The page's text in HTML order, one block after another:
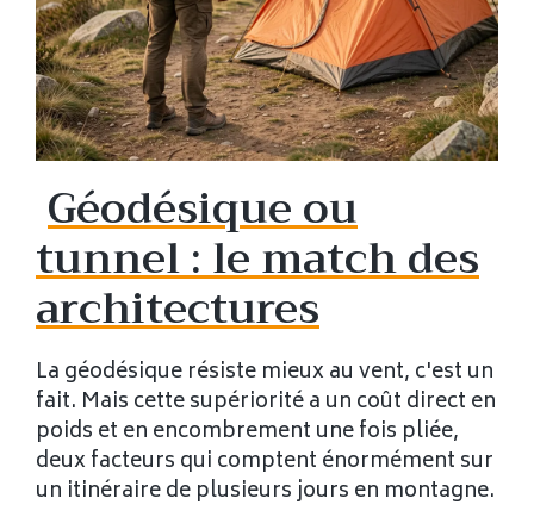
Géodésique ou
tunnel : le match des
architectures
La géodésique résiste mieux au vent, c'est un
fait. Mais cette supériorité a un coût direct en
poids et en encombrement une fois pliée,
deux facteurs qui comptent énormément sur
un itinéraire de plusieurs jours en montagne.